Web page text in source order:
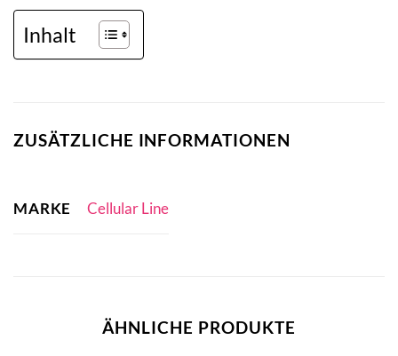
Inhalt
ZUSÄTZLICHE INFORMATIONEN
MARKE Cellular Line
ÄHNLICHE PRODUKTE